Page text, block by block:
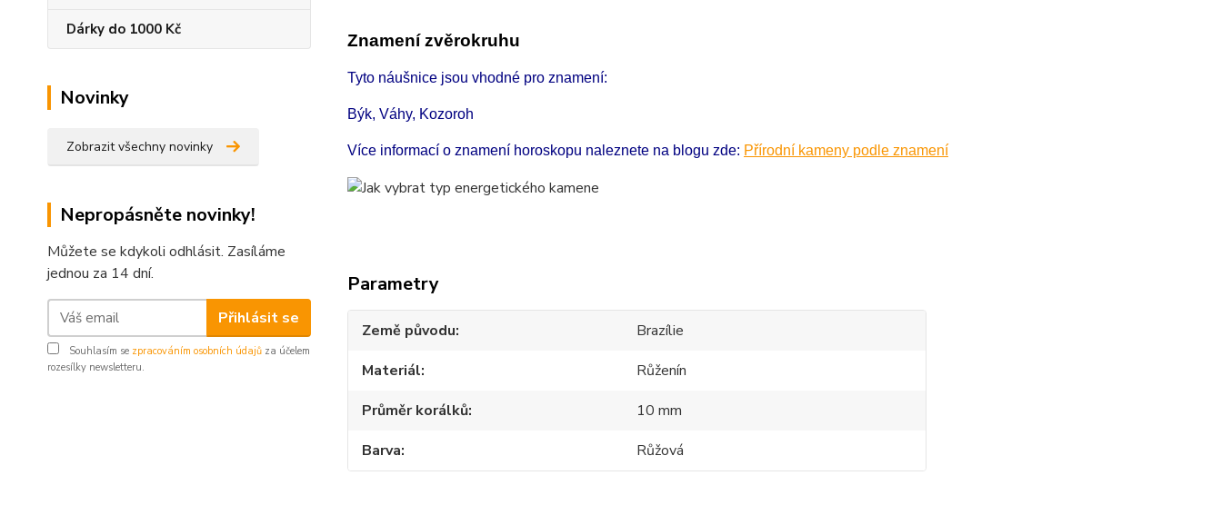
Dárky do 1000 Kč
Novinky
Zobrazit všechny novinky
Nepropásněte novinky!
Můžete se kdykoli odhlásit. Zasíláme
jednou za 14 dní.
Přihlásit se
Souhlasím se zpracováním osobních údajů za účelem
rozesílky newsletteru.
Znamení zvěrokruhu
Tyto náušnice jsou vhodné pro znamení:
Býk, Váhy, Kozoroh
Více informací o znamení horoskopu naleznete na blogu zde: Přírodní kameny podle znamení
Parametry
Země původu
Brazílie
Materiál
Růženín
Průměr korálků
10 mm
Barva
Růžová